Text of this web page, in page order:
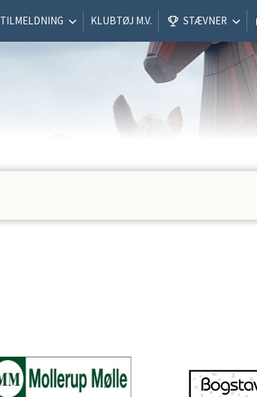
TILMELDNING KLUBTØJ M.V. STÆVNER